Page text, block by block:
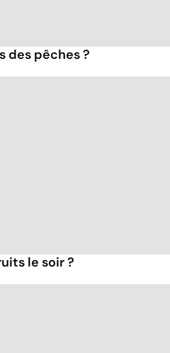
des pêches ?
le soir ?